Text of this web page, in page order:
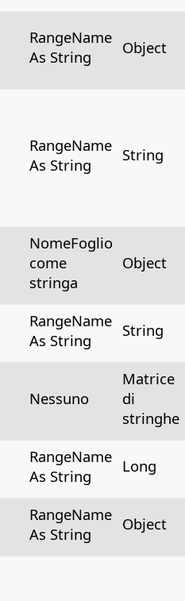
RangeName
As String
Object
RangeName
As String
String
NomeFoglio
come
stringa
Object
RangeName
As String
String
Nessuno
Matrice
di
stringhe
RangeName
As String
Long
RangeName
As String
Object